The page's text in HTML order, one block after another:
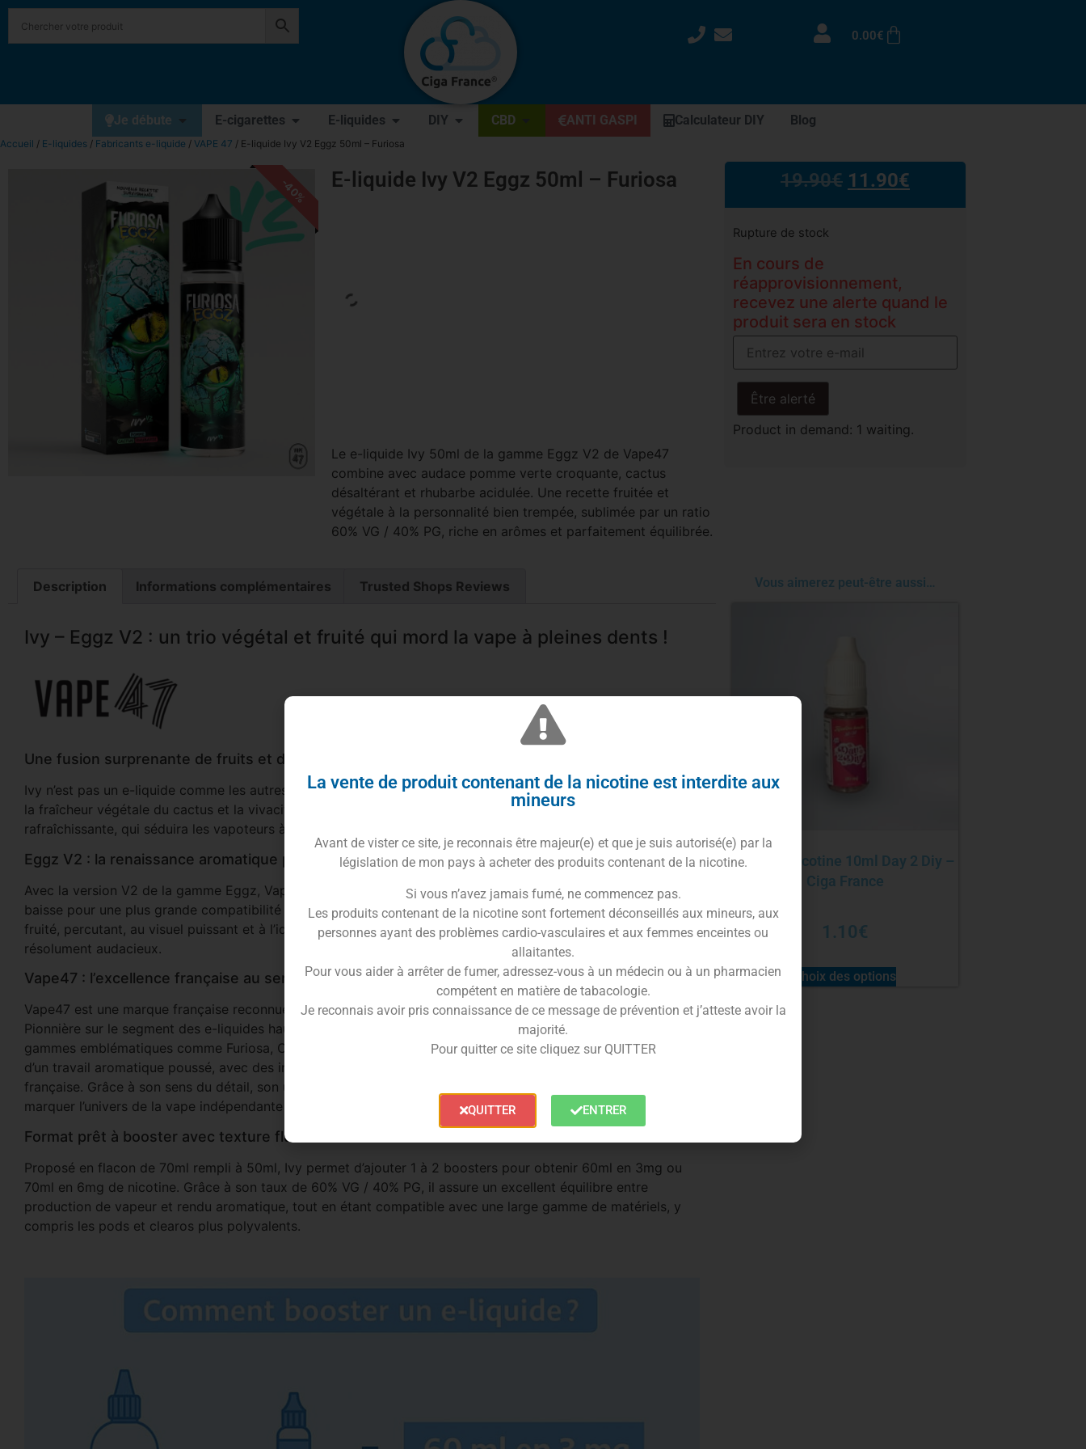
0.00€
Je débute E-cigarettes E-liquides DIY CBD ANTI GASPI Calculateur DIY Blog
Accueil / E-liquides / Fabricants e-liquide / VAPE 47 / E-liquide Ivy V2 Eggz 50ml – Furiosa
-40% E-liquide Ivy V2 Eggz 50ml – Furiosa
Le e-liquide Ivy 50ml de la gamme Eggz V2 de Vape47
combine avec audace pomme verte croquante, cactus
désaltérant et rhubarbe acidulée. Une recette fruitée et
végétale à la personnalité bien trempée, sublimée par un ratio
60% VG / 40% PG, riche en arômes et parfaitement équilibrée.
19.90€ 11.90€
Rupture de stock
En cours de
réapprovisionnement,
recevez une alerte quand le
produit sera en stock
Être alerté
Product in demand: 1 waiting.
Description Informations complémentaires Trusted Shops Reviews
Ivy – Eggz V2 : un trio végétal et fruité qui mord la vape à pleines dents !
Une fusion surprenante de fruits et de végétaux
Ivy n’est pas un e-liquide comme les autres. Il ose une alliance rare entre la douceur acidulée de la rhubarbe,
la fraîcheur végétale du cactus et la vivacité de la pomme. Résultat : une recette singulière, piquante et
rafraîchissante, qui séduira les vapoteurs à la recherche d’originalité et de complexité.
Eggz V2 : la renaissance aromatique par Vape47
Avec la version V2 de la gamme Eggz, Vape47 améliore ses classiques avec un taux de VG/PG revu à la
baisse pour une plus grande compatibilité et une vape plus fluide. Ivy incarne ce renouveau : un jus végétal et
fruité, percutant, au visuel puissant et à l’identité affirmée. Une invitation à redécouvrir la vape sous un angle
résolument audacieux.
Vape47 : l’excellence française au service de la vape premium
Vape47 est une marque française reconnue pour son exigence et sa créativité dans l’univers de la vape.
Pionnière sur le segment des e-liquides haut de gamme, elle s’est forgée une solide réputation avec des
gammes emblématiques comme Furiosa, Curieux et désormais Eggz V2. Chaque création Vape47 fait l’objet
d’un travail aromatique poussé, avec des ingrédients de qualité pharmaceutique et une fabrication 100%
française. Grâce à son sens du détail, son univers visuel fort et ses recettes audacieuses, Vape47 continue de
marquer l’univers de la vape indépendante et créative.
Format prêt à booster avec texture fluide
Proposé en flacon de 70ml rempli à 50ml, Ivy permet d’ajouter 1 à 2 boosters pour obtenir 60ml en 3mg ou
70ml en 6mg de nicotine. Grâce à son taux de 60% VG / 40% PG, il assure un excellent équilibre entre
production de vapeur et rendu aromatique, tout en étant compatible avec une large gamme de matériels, y
compris les pods et clearos plus polyvalents.
Vous aimerez peut-être aussi…
Booster nicotine 10ml Day 2 Diy –
Ciga France
1.10€
Choix des options
La vente de produit contenant de la nicotine est interdite aux
mineurs
Avant de vister ce site, je reconnais être majeur(e) et que je suis autorisé(e) par la
législation de mon pays à acheter des produits contenant de la nicotine.
Si vous n’avez jamais fumé, ne commencez pas.
Les produits contenant de la nicotine sont fortement déconseillés aux mineurs, aux
personnes ayant des problèmes cardio-vasculaires et aux femmes enceintes ou
allaitantes.
Pour vous aider à arrêter de fumer, adressez-vous à un médecin ou à un pharmacien
compétent en matière de tabacologie.
Je reconnais avoir pris connaissance de ce message de prévention et j’atteste avoir la
majorité.
Pour quitter ce site cliquez sur QUITTER
QUITTER ENTRER